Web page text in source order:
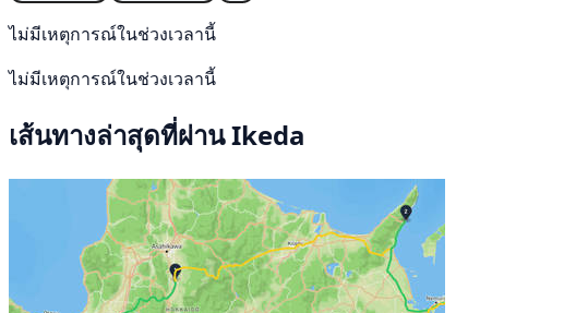
ไม่มีเหตุการณ์ในช่วงเวลานี้
ไม่มีเหตุการณ์ในช่วงเวลานี้
เส้นทางล่าสุดที่ผ่าน Ikeda